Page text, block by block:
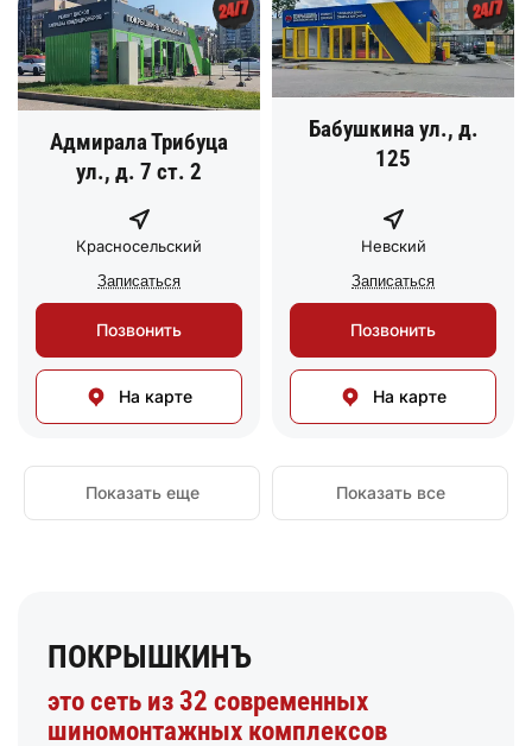
Адмирала Трибуца
ул., д. 7 ст. 2
Красносельский
Записаться
Позвонить
На карте
Бабушкина ул., д.
125
Невский
Записаться
Позвонить
На карте
Показать еще Показать все
ПОКРЫШКИНЪ
это сеть из 32 современных
шиномонтажных комплексов